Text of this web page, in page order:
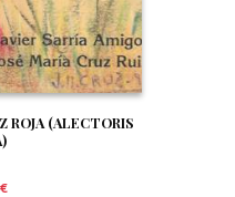
ROJA (ALECTORIS
€